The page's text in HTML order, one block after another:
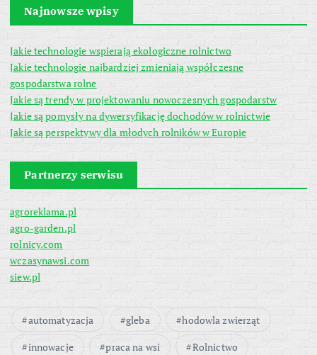
Najnowsze wpisy
Jakie technologie wspierają ekologiczne rolnictwo
Jakie technologie najbardziej zmieniają współczesne
gospodarstwa rolne
Jakie są trendy w projektowaniu nowoczesnych gospodarstw
Jakie są pomysły na dywersyfikację dochodów w rolnictwie
Jakie są perspektywy dla młodych rolników w Europie
Partnerzy serwisu
agroreklama.pl
agro-garden.pl
rolnicy.com
wczasynawsi.com
siew.pl
automatyzacja gleba
hodowla zwierząt
innowacje
praca na wsi
Rolnictwo